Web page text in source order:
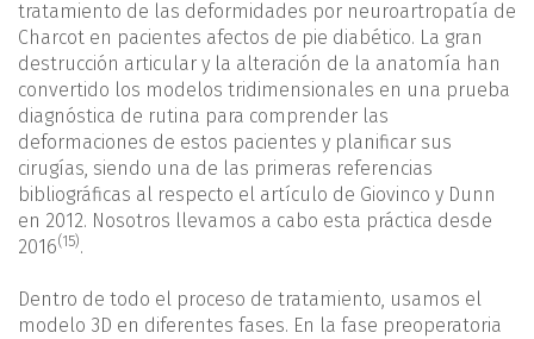
tratamiento de las deformidades por neuroartropatía de
Charcot en pacientes afectos de pie diabético. La gran
destrucción articular y la alteración de la anatomía han
convertido los modelos tridimensionales en una prueba
diagnóstica de rutina para comprender las
deformaciones de estos pacientes y planificar sus
cirugías, siendo una de las primeras referencias
bibliográficas al respecto el artículo de Giovinco y Dunn
en 2012. Nosotros llevamos a cabo esta práctica desde
2016(15).
Dentro de todo el proceso de tratamiento, usamos el
modelo 3D en diferentes fases. En la fase preoperatoria